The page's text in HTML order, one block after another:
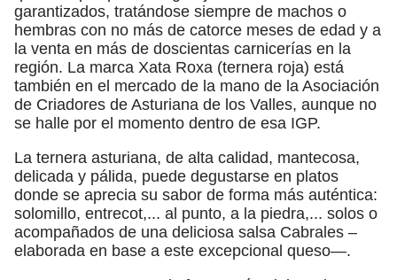
garantizados, tratándose siempre de machos o
hembras con no más de catorce meses de edad y a
la venta en más de doscientas carnicerías en la
región. La marca Xata Roxa (ternera roja) está
también en el mercado de la mano de la Asociación
de Criadores de Asturiana de los Valles, aunque no
se halle por el momento dentro de esa IGP.
La ternera asturiana, de alta calidad, mantecosa,
delicada y pálida, puede degustarse en platos
donde se aprecia su sabor de forma más auténtica:
solomillo, entrecot,... al punto, a la piedra,... solos o
acompañados de una deliciosa salsa Cabrales –
elaborada en base a este excepcional queso—.